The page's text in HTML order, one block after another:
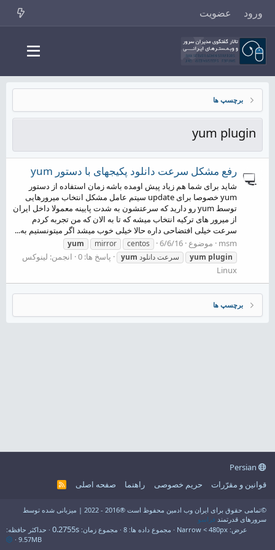
ورود عضویت
برچسپ ها
yum plugin
رفع مشکل سرعت دانلود پکیجهای با دستور yum
شاید برای شما هم زیاد پیش اومده باشه زمان استفاده از دستور
yum خصوصا برای update سیتم عامل مشکل انتخاب میرورهایی
توسط yum رو دارید که سرعتشون به شدت پایینه معمولا داخل ایران
از میرور های ترکیه انتخاب میشه که تا به الان که من تجربه کردم
سرعت خیلی افتضاحی داره حالا خیلی خوب میشد اگر میتونستیم به...
msm
موضوع 6/6/16
centos
mirror
yum
yum plugin سرعت دانلود yum پاسخ ها: 0 انجمن: لینوکس
Linux
برچسپ ها
قوانین و مقرّرات
حریم خصوصی راهنما صفحه اصلی
R
©تمامی حقوق برای ایران وب ادمین محفوظ است ®2016 - 2022 | میزبانی شده توسط
سرورهای قدرتمند فراسو
عرض
مجموع داده ها 8 مجموع زمان 0.2755s
حداکثر حافظه
9.57MB